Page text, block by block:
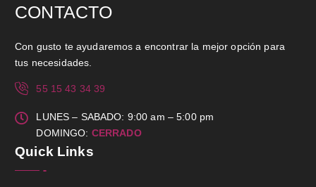
CONTACTO
Con gusto te ayudaremos a encontrar la mejor opción para
tus necesidades.
55 15 43 34 39
LUNES – SABADO: 9:00 am – 5:00 pm
DOMINGO: CERRADO
Quick Links